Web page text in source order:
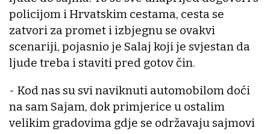
policijom i Hrvatskim cestama, cesta se
zatvori za promet i izbjegnu se ovakvi
scenariji, pojasnio je Salaj koji je svjestan da
ljude treba i staviti pred gotov čin.
- Kod nas su svi naviknuti automobilom doći
na sam Sajam, dok primjerice u ostalim
velikim gradovima gdje se održavaju sajmovi